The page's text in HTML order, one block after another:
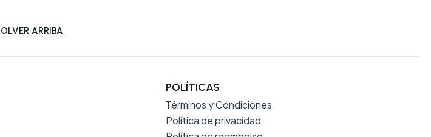
ARRIBA
POLÍTICAS
Términos y Condiciones
Política de privacidad